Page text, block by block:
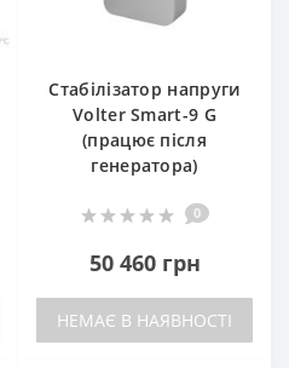
Стабілізатор напруги
Volter Smart-9 G
(працює після
генератора)
0
50 460 грн
НЕМАЄ В НАЯВНОСТІ